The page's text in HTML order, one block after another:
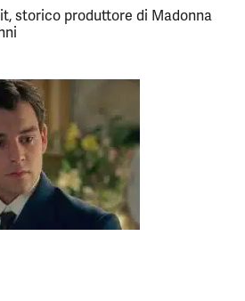
storico produttore di Madonna